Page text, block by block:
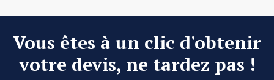
Vous êtes à un clic d'obtenir
votre devis, ne tardez pas !